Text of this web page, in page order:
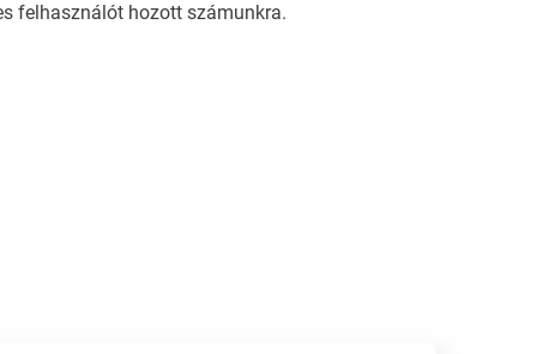
felhasználót hozott számunkra.